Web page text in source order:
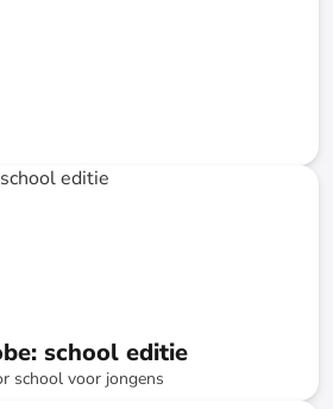
school editie
school voor jongens